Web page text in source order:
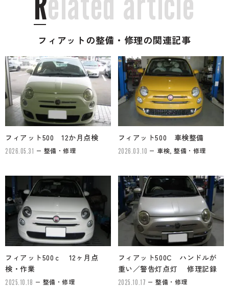
フィアットの整備・修理の関連記事
フィアット500 12か月点検
2026.05.31 整備・修理
フィアット500 車検整備
2026.03.10 車検, 整備・修理
フィアット500ｃ 12ヶ月点
検・作業
2025.10.18 整備・修理
フィアット500C ハンドルが
重い／警告灯点灯 修理記録
2025.10.17 整備・修理